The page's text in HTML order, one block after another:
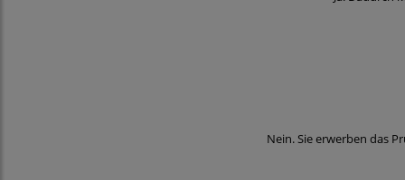
Nein. Sie erwerben das